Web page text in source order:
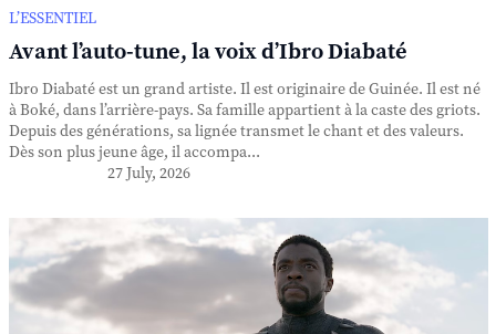
L’ESSENTIEL
Avant l’auto-tune, la voix d’Ibro Diabaté
Ibro Diabaté est un grand artiste. Il est originaire de Guinée. Il est né
à Boké, dans l’arrière-pays. Sa famille appartient à la caste des griots.
Depuis des générations, sa lignée transmet le chant et des valeurs.
Dès son plus jeune âge, il accompa...
27 July, 2026